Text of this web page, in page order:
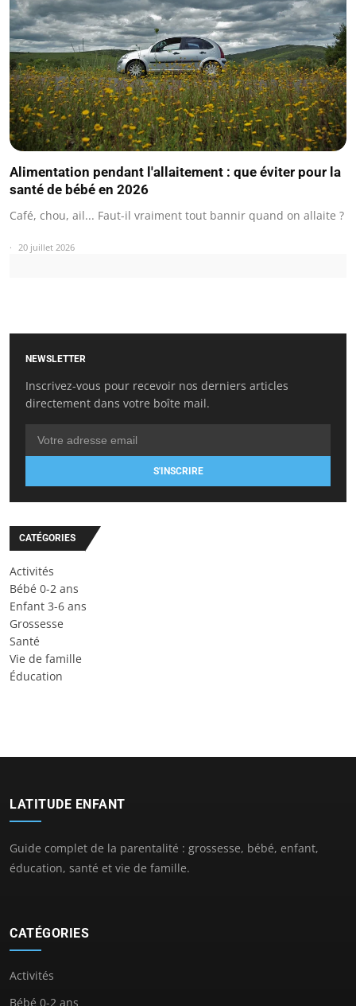
Alimentation pendant l'allaitement : que éviter pour la
santé de bébé en 2026
Café, chou, ail... Faut-il vraiment tout bannir quand on allaite ?
20 juillet 2026
NEWSLETTER
Inscrivez-vous pour recevoir nos derniers articles
directement dans votre boîte mail.
S'INSCRIRE
CATÉGORIES
Activités
Bébé 0-2 ans
Enfant 3-6 ans
Grossesse
Santé
Vie de famille
Éducation
LATITUDE ENFANT
Guide complet de la parentalité : grossesse, bébé, enfant,
éducation, santé et vie de famille.
CATÉGORIES
Activités
Bébé 0-2 ans